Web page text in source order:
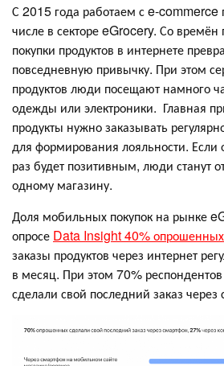
С 2015 года работаем с e-commerce
числе в секторе eGrocery. Со
покупки продуктов в интернете
повседневную привычку. При этом
продуктов люди посещают намного
одежды или электроники. Главная
продукты нужно заказывать
для формирования лояльности. Если
раз будет позитивным, люди станут
одному магазину.
Доля мобильных покупок на рынке
опросе Data Insight 40%
заказы продуктов через интернет
в месяц. При этом 70% респондентов
сделали свой последний заказ через